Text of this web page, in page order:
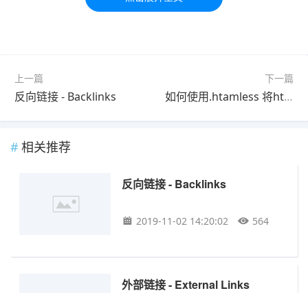
上一篇
反向链接 - Backlinks
下一篇
如何使用.htamless 将http转向https ?
相关推荐
反向链接 - Backlinks
2019-11-02 14:20:02 564
外部链接 - External Links